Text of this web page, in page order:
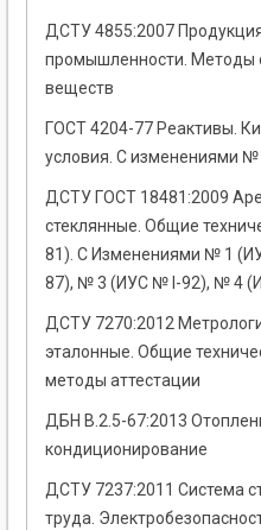
ДСТУ 4855:2007
промышленности. Методы
веществ
ГОСТ 4204-77 Реактивы.
условия. С изменениями №
ДСТУ ГОСТ 18481:2009
стеклянные. Общие
81). С Изменениями № 1
87), № 3 (ИУС № I-92), № 4
ДСТУ 7270:2012
эталонные. Общие
методы аттестации
ДБН В.2.5-67:2013
кондиционирование
ДСТУ 7237:2011 Система
труда.